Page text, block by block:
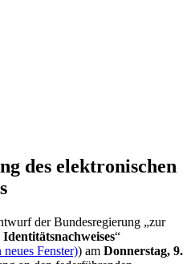
des elek­tro­nischen
der Bundesregierung „zur
“
Fenster)) am Donnerstag, 9.